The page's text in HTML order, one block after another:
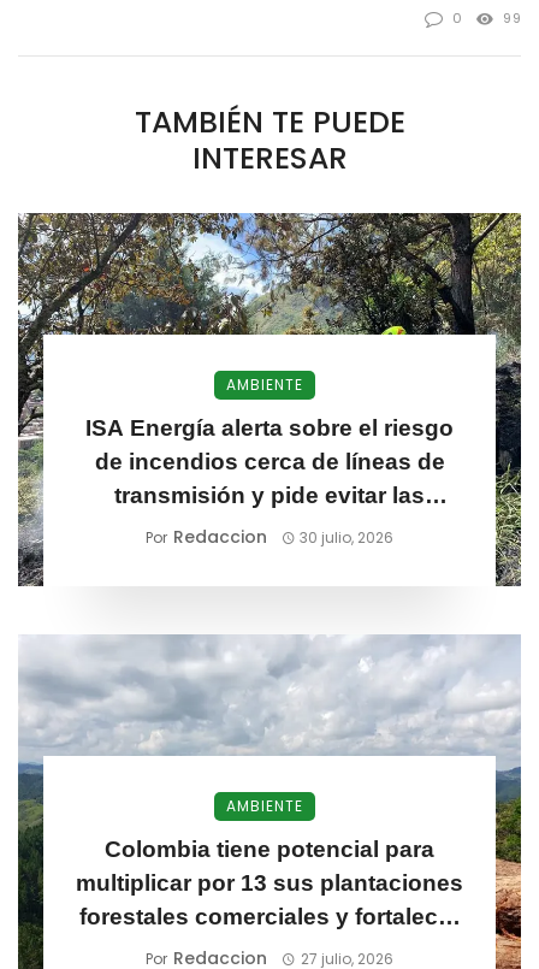
0 99
TAMBIÉN TE PUEDE
INTERESAR
AMBIENTE
ISA Energía alerta sobre el riesgo
de incendios cerca de líneas de
transmisión y pide evitar las
quemas
Por Redaccion 30 julio, 2026
AMBIENTE
Colombia tiene potencial para
multiplicar por 13 sus plantaciones
forestales comerciales y fortalecer
una economía más sostenible
Por Redaccion 27 julio, 2026